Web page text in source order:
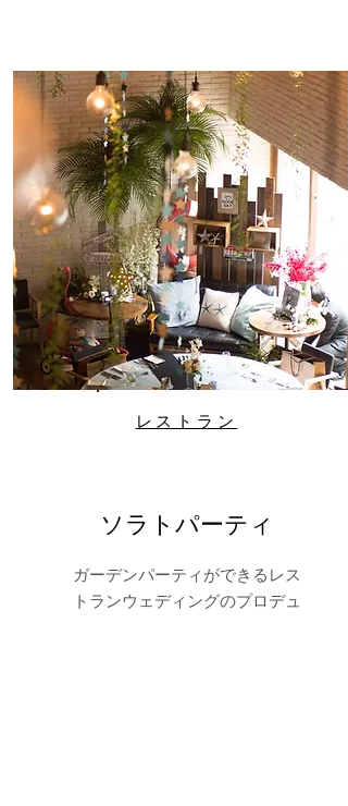
レストラン
ソラトパーティ
ガーデンパーティができるレス
トランウェディングのプロデュ